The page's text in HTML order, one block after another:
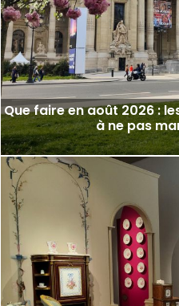
Que faire en août 2026 :
à ne pas